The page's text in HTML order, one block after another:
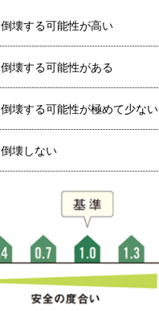
倒壊する可能性が高い
倒壊する可能性がある
倒壊する可能性が極めて少ない
倒壊しない